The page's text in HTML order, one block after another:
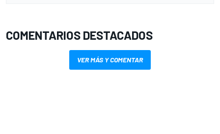
COMENTARIOS DESTACADOS
VER MÁS Y COMENTAR